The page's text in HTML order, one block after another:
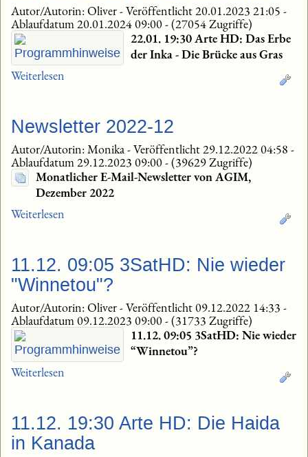
Autor/Autorin: Oliver-Veröffentlicht 20.01.2023 21:05 -
Ablaufdatum 20.01.2024 09:00-(27054 Zugriffe)
22.01. 19:30 Arte HD: Das Erbe
der Inka - Die Brücke aus Gras
Weiterlesen
Newsletter 2022-12
Autor/Autorin: Monika-Veröffentlicht 29.12.2022 04:58 -
Ablaufdatum 29.12.2023 09:00-(39629 Zugriffe)
Monatlicher E-Mail-Newsletter von AGIM,
Dezember 2022
Weiterlesen
11.12. 09:05 3SatHD: Nie wieder
"Winnetou"?
Autor/Autorin: Oliver-Veröffentlicht 09.12.2022 14:33 -
Ablaufdatum 09.12.2023 09:00-(31733 Zugriffe)
11.12. 09:05 3SatHD: Nie wieder
“Winnetou”?
Weiterlesen
11.12. 19:30 Arte HD: Die Haida
in Kanada